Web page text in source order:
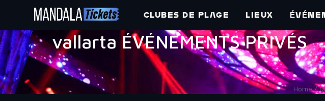
CLUBES DE PLAGE LIEUX
vallarta ÉVÉNEMENTS PRIVÉS
Home /